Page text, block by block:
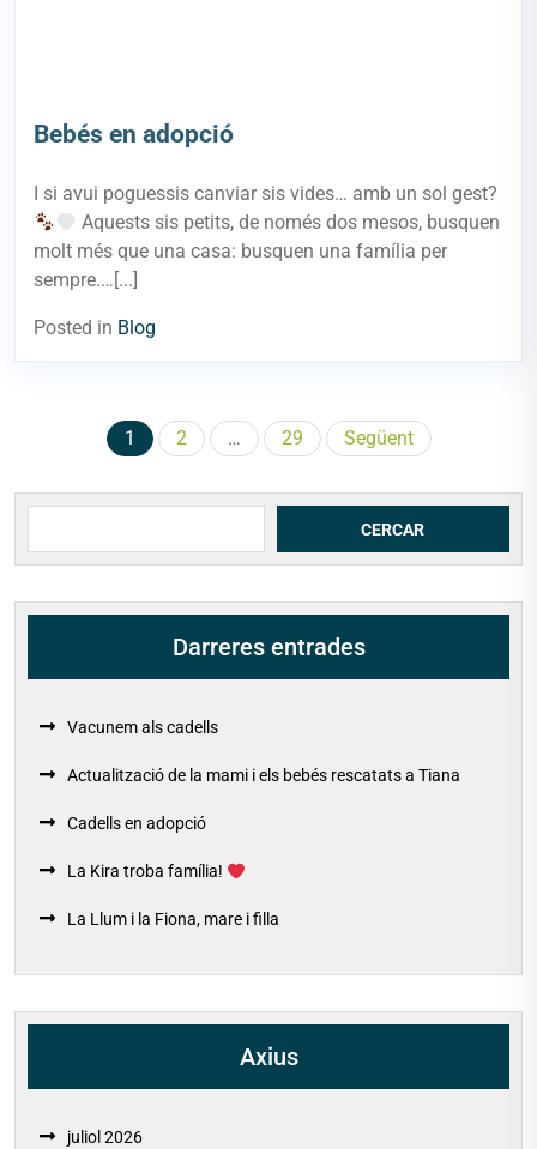
Bebés en adopció
I si avui poguessis canviar sis vides… amb un sol gest?
Aquests sis petits, de només dos mesos, busquen
molt més que una casa: busquen una família per
sempre.…[...]
Posted in Blog
Paginació
les
entrades
1 2 … 29 Següent
Cerca CERCAR
Darreres entrades
Vacunem als cadells
Actualització de la mami i els bebés rescatats a Tiana
Cadells en adopció
La Kira troba família!
La Llum i la Fiona, mare i filla
Axius
juliol 2026